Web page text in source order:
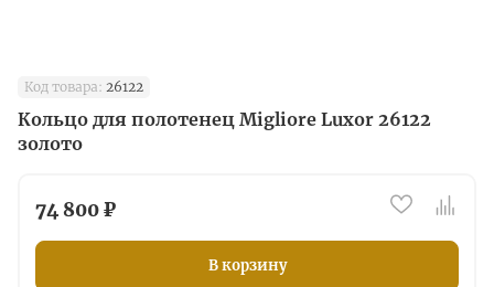
Код товара: 26122
Кольцо для полотенец Migliore Luxor 26122
золото
74 800 ₽
В корзину